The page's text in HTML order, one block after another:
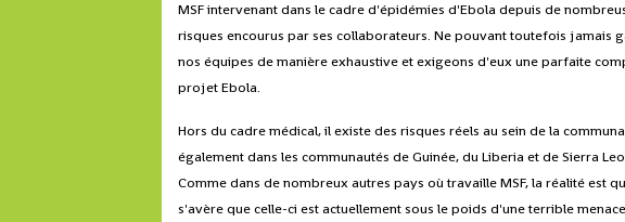
MSF intervenant dans le cadre d'épidémies d'Ebola depuis de
risques encourus par ses collaborateurs. Ne pouvant toutefois jamais
nos équipes de manière exhaustive et exigeons d'eux une parfaite
projet Ebola.
Hors du cadre médical, il existe des risques réels au sein de la
également dans les communautés de Guinée, du Liberia et de Sierra
Comme dans de nombreux autres pays où travaille MSF, la réalité est
s'avère que celle-ci est actuellement sous le poids d'une terrible